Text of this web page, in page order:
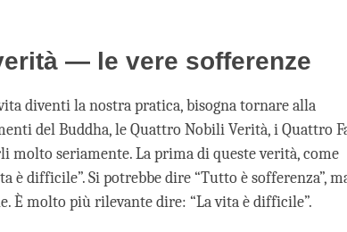
— le vere sofferenze
diventi la nostra pratica, bisogna tornare alla
del Buddha, le Quattro Nobili Verità, i Quattro
molto seriamente. La prima di queste verità, come
è difficile”. Si potrebbe dire “Tutto è sofferenza”,
È molto più rilevante dire: “La vita è difficile”.